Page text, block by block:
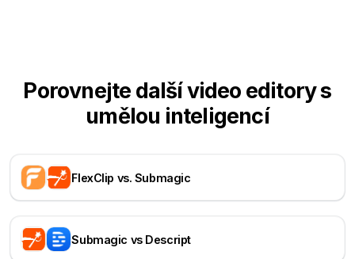
Porovnejte další video editory s
umělou inteligencí
FlexClip vs. Submagic
Submagic vs Descript